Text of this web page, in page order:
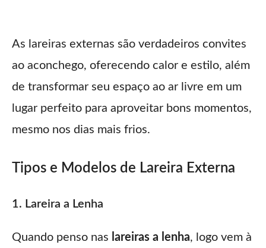
As lareiras externas são verdadeiros convites
ao aconchego, oferecendo calor e estilo, além
de transformar seu espaço ao ar livre em um
lugar perfeito para aproveitar bons momentos,
mesmo nos dias mais frios.
Tipos e Modelos de Lareira Externa
1. Lareira a Lenha
Quando penso nas lareiras a lenha, logo vem à